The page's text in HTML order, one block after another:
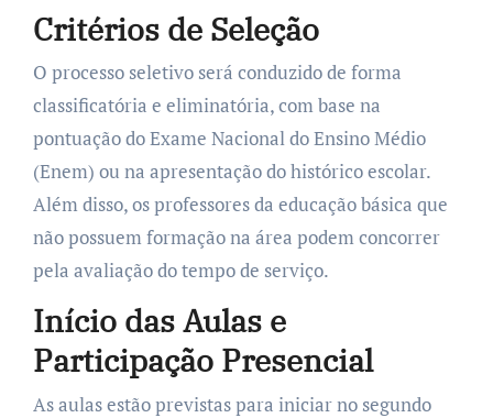
Critérios de Seleção
O processo seletivo será conduzido de forma
classificatória e eliminatória, com base na
pontuação do Exame Nacional do Ensino Médio
(Enem) ou na apresentação do histórico escolar.
Além disso, os professores da educação básica que
não possuem formação na área podem concorrer
pela avaliação do tempo de serviço.
Início das Aulas e
Participação Presencial
As aulas estão previstas para iniciar no segundo